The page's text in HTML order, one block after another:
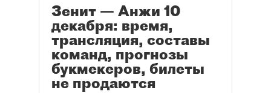
можно смотреть прямую
трансляцию и онлайн-
трансляции матча "Зенит"-
Мордовия, а также в каком
составе ожидается появление
"Зенита" на поле.
Зенит — Анжи 10
декабря: время,
трансляция, составы
команд, прогнозы
букмекеров, билеты
не продаются